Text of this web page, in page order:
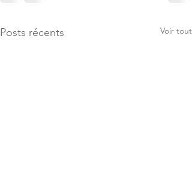
Posts récents Voir tout